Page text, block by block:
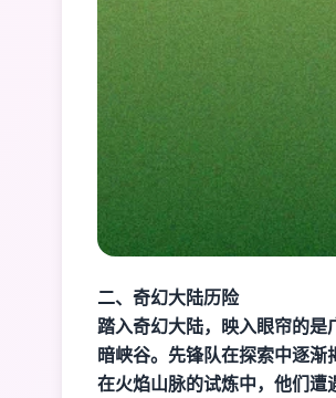
二、奇幻大陆历险
踏入奇幻大陆，映入眼帘的
暗峡谷。先锋队在探索中逐渐
在火焰山脉的试炼中，他们